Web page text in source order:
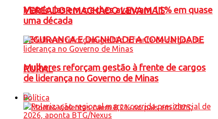
VEREADOR MACHADO LEVA MAIS
SEGURANCA E DIGNIDADE A COMUNIDADE
RURAL
Matrículas em creches avançam 11% em quase
uma década
Mulheres reforçam gestão à frente de cargos
de liderança no Governo de Minas
Política